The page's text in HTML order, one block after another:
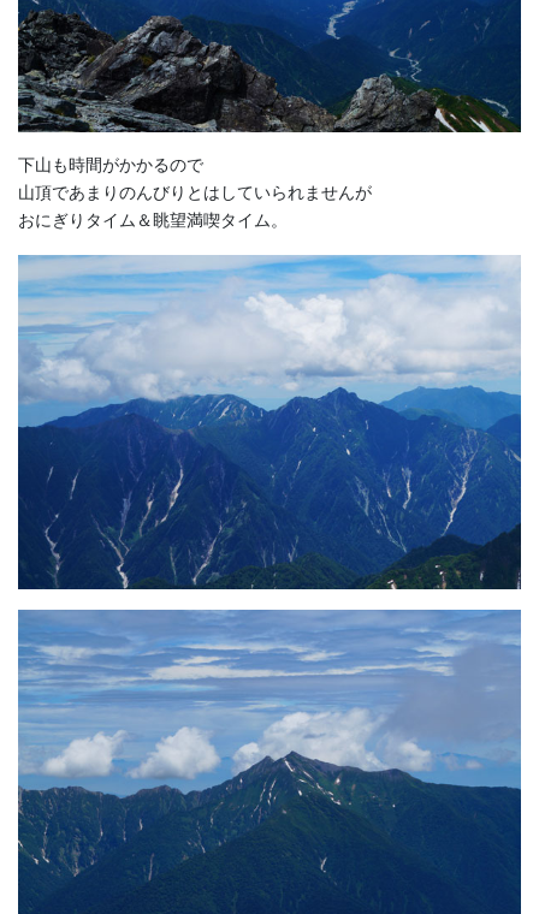
下山も時間がかかるので
山頂であまりのんびりとはしていられませんが
おにぎりタイム＆眺望満喫タイム。